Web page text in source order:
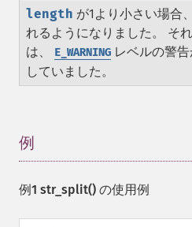
length が1より小さい場合、
れるようになりました。 そ
は、
E_WARNING レベルの警告
していました。
例
例1 str_split() の使用例